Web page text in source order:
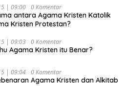
| 09:00 0 Komentar
antara Agama Kristen Katolik
Kristen Protestan?
| 09:03 0 Komentar
Agama Kristen itu Benar?
| 09:04 0 Komentar
Agama Kristen dan Alkitab